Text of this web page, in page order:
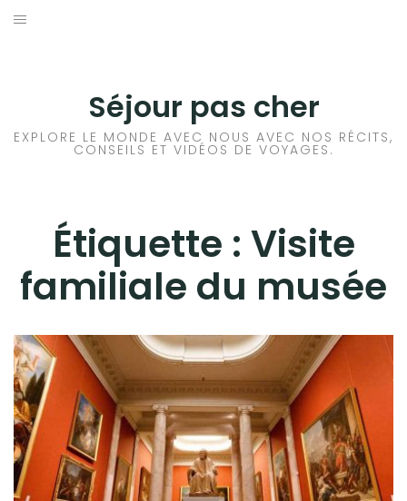
Aller
Séjour pas cher
EXPLORE LE MONDE AVEC NOUS AVEC NOS RÉCITS,
CONSEILS ET VIDÉOS DE VOYAGES.
Étiquette : Visite
familiale du musée
HÔTEL
RANDONNÉE
TRANSPORTS